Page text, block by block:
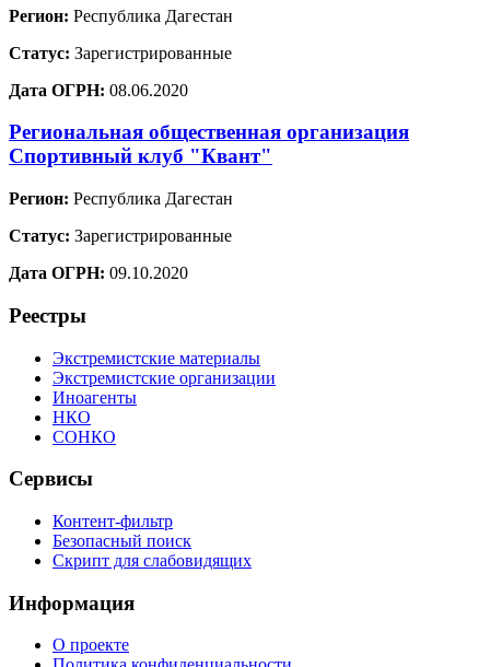
Регион: Республика Дагестан
Статус: Зарегистрированные
Дата ОГРН: 08.06.2020
Региональная общественная организация
Спортивный клуб "Квант"
Регион: Республика Дагестан
Статус: Зарегистрированные
Дата ОГРН: 09.10.2020
Реестры
Экстремистские материалы
Экстремистские организации
Иноагенты
НКО
СОНКО
Сервисы
Контент-фильтр
Безопасный поиск
Скрипт для слабовидящих
Информация
О проекте